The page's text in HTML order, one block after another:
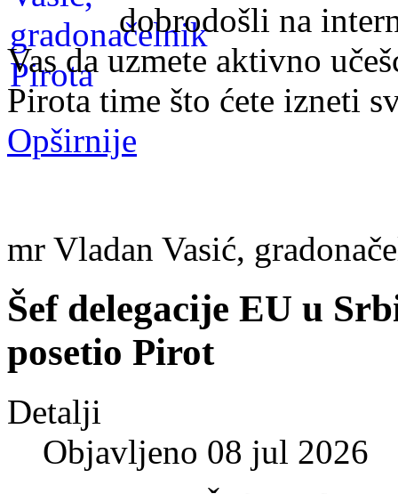
dobrodošli na
Vas da uzmete aktivno
Pirota time što ćete izneti
Opširnije
mr Vladan Vasić,
Šef delegacije EU u
posetio Pirot
Detalji
Objavljeno 08 jul 2026